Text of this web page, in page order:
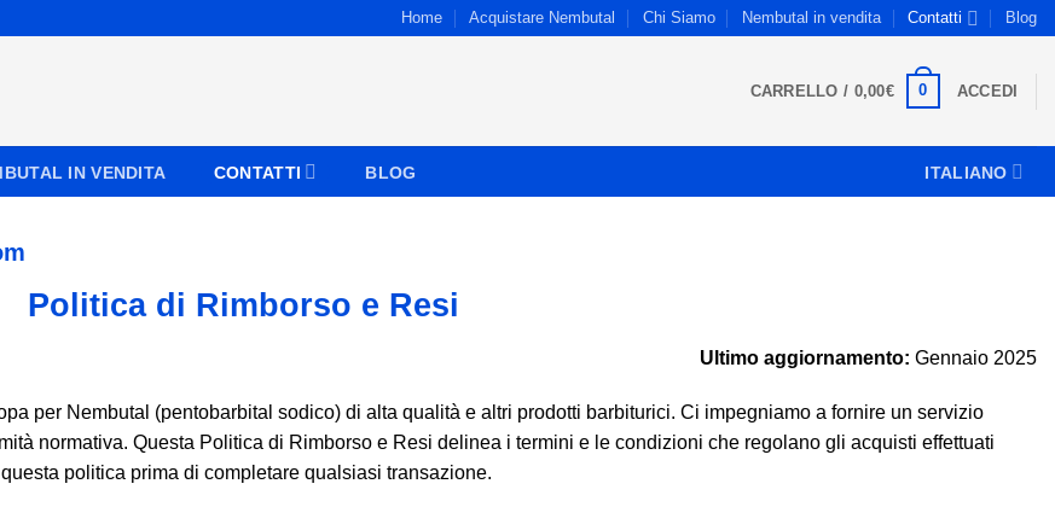
Home Acquistare Nembutal Chi Siamo Nembutal in vendita Contatti Blog
CARRELLO / 0,00€ 0 ACCEDI
IN VENDITA CONTATTI BLOG ITALIANO
Politica di Rimborso e Resi
Ultimo aggiornamento: Gennaio 2025
per Nembutal (pentobarbital sodico) di alta qualità e altri prodotti barbiturici. Ci impegniamo a fornire un servizio
normativa. Questa Politica di Rimborso e Resi delinea i termini e le condizioni che regolano gli acquisti effettuati
politica prima di completare qualsiasi transazione.